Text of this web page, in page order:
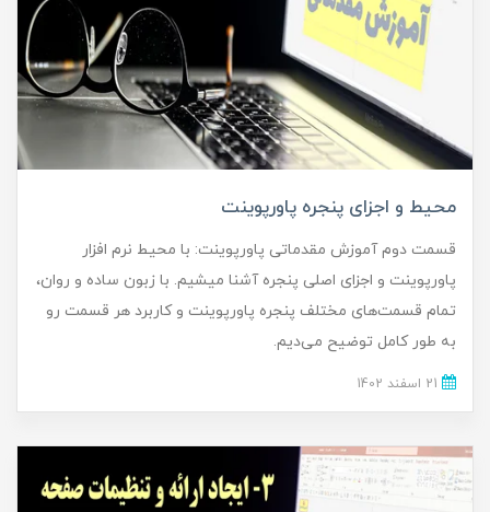
محیط و اجزای پنجره پاورپوینت
قسمت دوم آموزش مقدماتی پاورپوینت: با محیط نرم افزار
پاورپوینت و اجزای اصلی پنجره آشنا میشیم. با زبون ساده و روان،
تمام قسمت‌های مختلف پنجره پاورپوینت و کاربرد هر قسمت رو
به طور کامل توضیح می‌دیم.